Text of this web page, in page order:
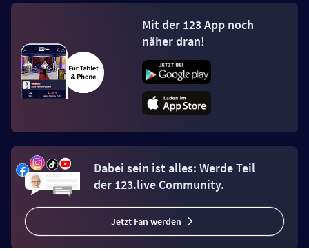
Mit der 123 App noch
näher dran!
Dabei sein ist alles: Werde Teil
der 123.live Community.
Jetzt Fan werden